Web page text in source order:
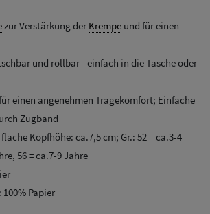
zur Verstärkung der Krempe und für einen
und rollbar - einfach in die Tasche oder
einen angenehmen Tragekomfort; Einfache
Zugband
Kopfhöhe: ca.7,5 cm; Gr.: 52 = ca.3-4
56 = ca.7-9 Jahre
Papier